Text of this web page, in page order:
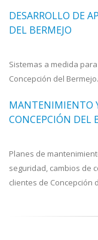
DESARROLLO DE
DEL BERMEJO
Sistemas a medida
Concepción del
MANTENIMIENTO
CONCEPCIÓN DEL
Planes de
seguridad, cambios de
clientes de Concepción